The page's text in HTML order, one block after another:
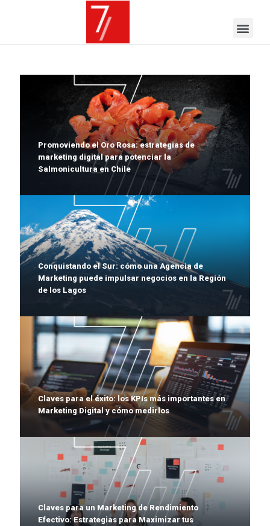
Promoviendo el Oro Rosa: estrategias de
marketing digital para potenciar la
Salmonicultura en Chile
Conquistando el Sur: cómo una Agencia de
Marketing puede impulsar negocios en la Región
de los Lagos
Claves para el éxito: los KPIs más importantes en
Marketing Digital y cómo medirlos
Claves para un Marketing de Rendimiento
Efectivo: Estrategias para Maximizar tus